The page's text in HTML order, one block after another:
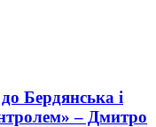
Бердянська і
– Дмитро